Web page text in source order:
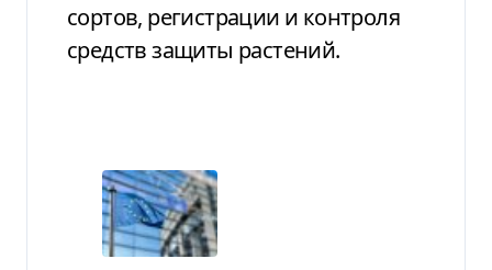
сортов, регистрации и контроля
средств защиты растений.